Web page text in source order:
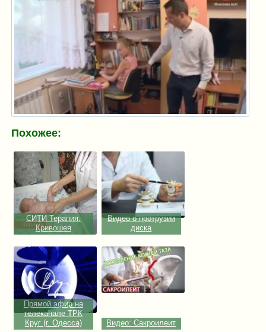
Похожее:
СИТИ Терапия.
Кривошея
Видео о протрузии
диска
Прямой эфир на
телеканале ТРК
Круг (г. Одесса)
Видео: Сакроилеит